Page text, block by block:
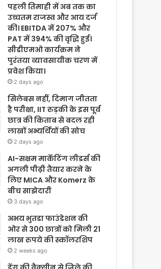
पहली तिमाही में अब तक का
उच्चतम राजस्व और आय दर्ज
की। EBITDA में 207% और
PAT में 394% की वृद्धि हुई।
सीडीएमओ कार्यक्रम ने
पुरंतया व्यावसायीक चरण में
प्रवेश किया।
2 days ago
सिलेबस नहीं, दिमाग जीतता
है परीक्षा, IIT रुड़की के इस पूर्व
छात्र की किताब से बदल रही
लाखों अभ्यर्थियों की सोच
2 days ago
AI-सक्षम मार्केटिंग लीडर्स की
अगली पीढ़ी तैयार करने के
लिए MICA और Komerz के
बीच साझेदारी
3 days ago
अभय भुतडा फाउंडेशन की
ओर से 300 छात्रों को मिली 21
लाख रुपये की स्कॉलरशिप
2 weeks ago